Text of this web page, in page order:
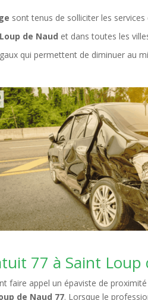
sont tenus de solliciter les services
de Naud et dans toutes les
qui permettent de diminuer au
77 à Saint Loup
faire appel un épaviste de
de Naud 77. Lorsque le